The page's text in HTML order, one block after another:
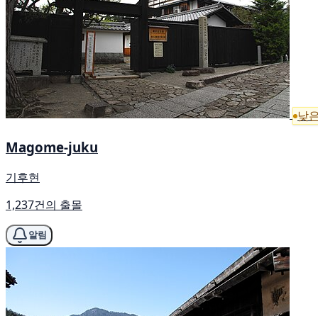
낮
Magome-juku
기후현
1,237건의 출몰
알림